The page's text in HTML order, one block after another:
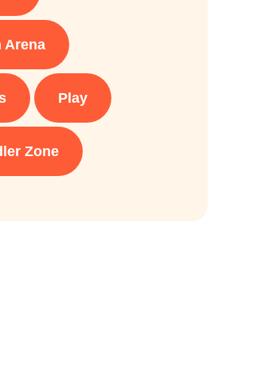
Arena
Play
Zone